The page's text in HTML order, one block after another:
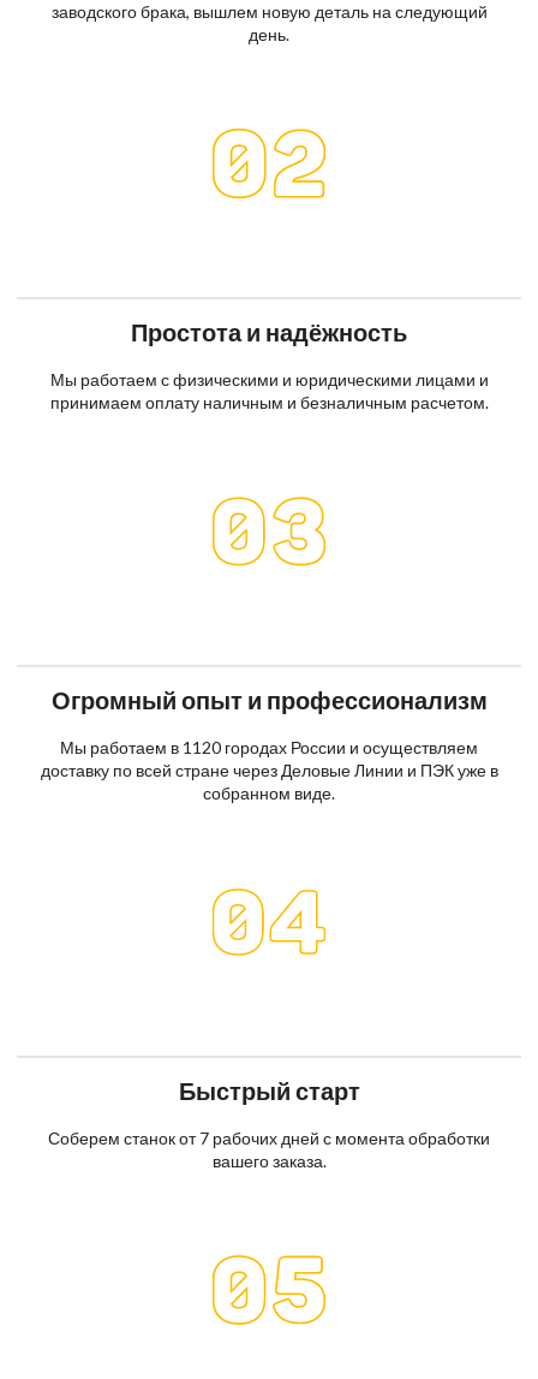
заводского брака, вышлем новую деталь на следующий
день.
Простота и надёжность
Мы работаем с физическими и юридическими лицами и
принимаем оплату наличным и безналичным расчетом.
Огромный опыт и профессионализм
Мы работаем в 1120 городах России и осуществляем
доставку по всей стране через Деловые Линии и ПЭК уже в
собранном виде.
Быстрый старт
Соберем станок от 7 рабочих дней с момента обработки
вашего заказа.